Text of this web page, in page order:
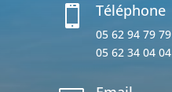
 Téléphone
05 62 94 79 79
05 62 34 04 04